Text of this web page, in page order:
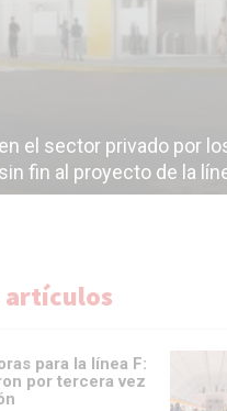
el sector privado por
fin al proyecto de la
para la línea F:
por tercera vez